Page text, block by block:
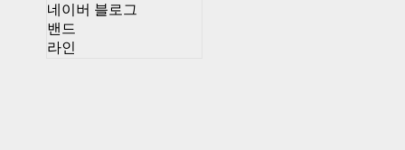
네이버 블로그
밴드
라인